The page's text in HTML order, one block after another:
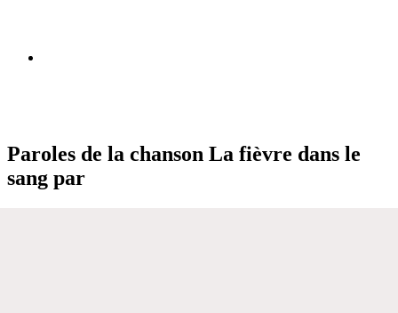
Paroles de la chanson La fièvre dans le
sang par